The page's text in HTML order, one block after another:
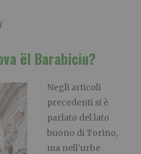
ël Barabiciu?
Negli articoli
precedenti si è
parlato del lato
buono di Torino,
ma nell’urbe